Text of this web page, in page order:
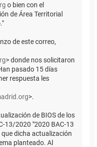
o bien con el
de Área Territorial
de este correo,
> donde nos solicitaron
pasado 15 días
respuesta les
>.
de BIOS de los
13/2020 "2020 BAC-13
que dicha actualización
planteado. Al